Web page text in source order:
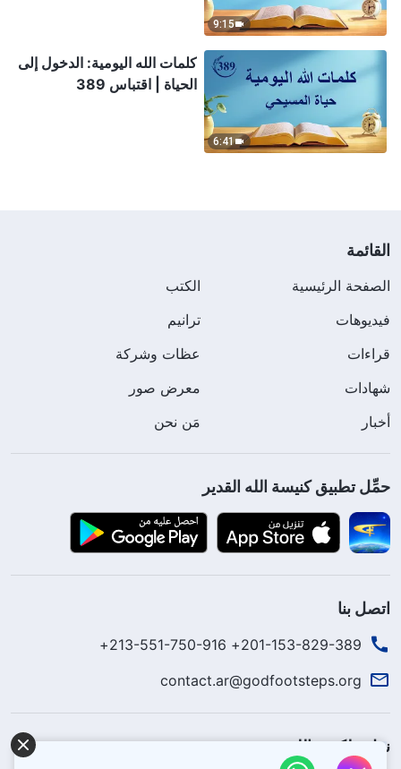
9:15
6:41
كلمات الله اليومية: الدخول إلى
الحياة | اقتباس 389
القائمة
الصفحة الرئيسية
الكتب
فيديوهات
ترانيم
قراءات
عظات وشركة
شهادات
معرض صور
أخبار
مَن نحن
حمِّل تطبيق كنيسة الله القدير
اتصل بنا
201-153-829-389+ 213-551-750-916+
contact.ar@godfootsteps.org
نزل ملكوت الله.